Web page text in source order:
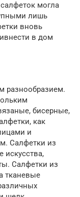
могла
лишь
вновь
в дом
разнообразием.
бисерные,
как
и
Салфетки из
искусства,
Салфетки из
тканевые